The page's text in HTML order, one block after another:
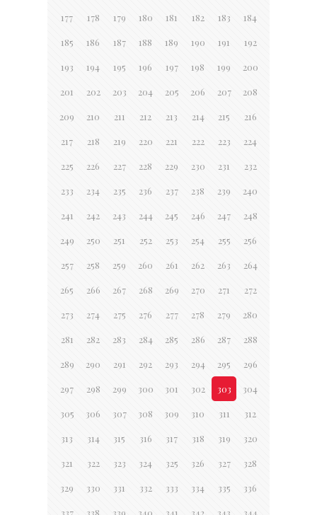
177 178 179 180 181 182 183 184
185 186 187 188 189 190 191 192
193 194 195 196 197 198 199 200
201 202 203 204 205 206 207 208
209 210 211 212 213 214 215 216
217 218 219 220 221 222 223 224
225 226 227 228 229 230 231 232
233 234 235 236 237 238 239 240
241 242 243 244 245 246 247 248
249 250 251 252 253 254 255 256
257 258 259 260 261 262 263 264
265 266 267 268 269 270 271 272
273 274 275 276 277 278 279 280
281 282 283 284 285 286 287 288
289 290 291 292 293 294 295 296
297 298 299 300 301 302 303 304
305 306 307 308 309 310 311 312
313 314 315 316 317 318 319 320
321 322 323 324 325 326 327 328
329 330 331 332 333 334 335 336